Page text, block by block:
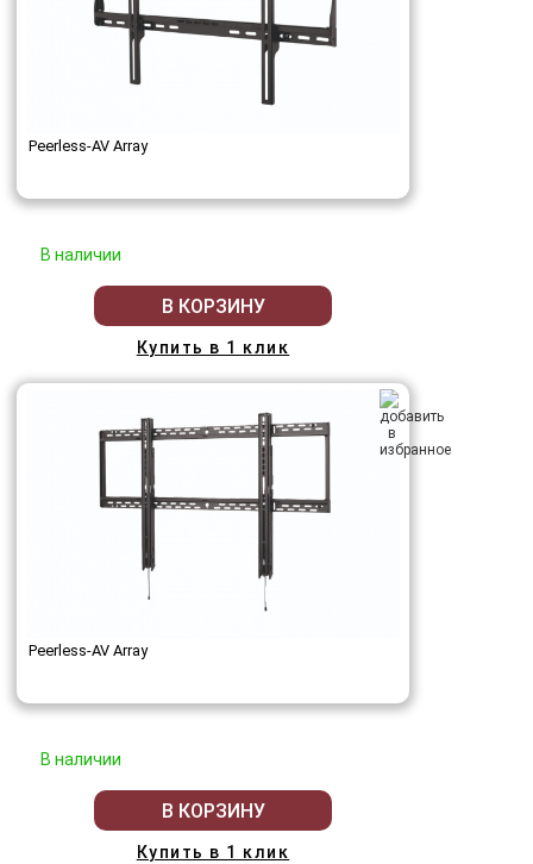
Peerless-AV Array
В наличии
В КОРЗИНУ
Купить в 1 клик
Peerless-AV Array
В наличии
В КОРЗИНУ
Купить в 1 клик